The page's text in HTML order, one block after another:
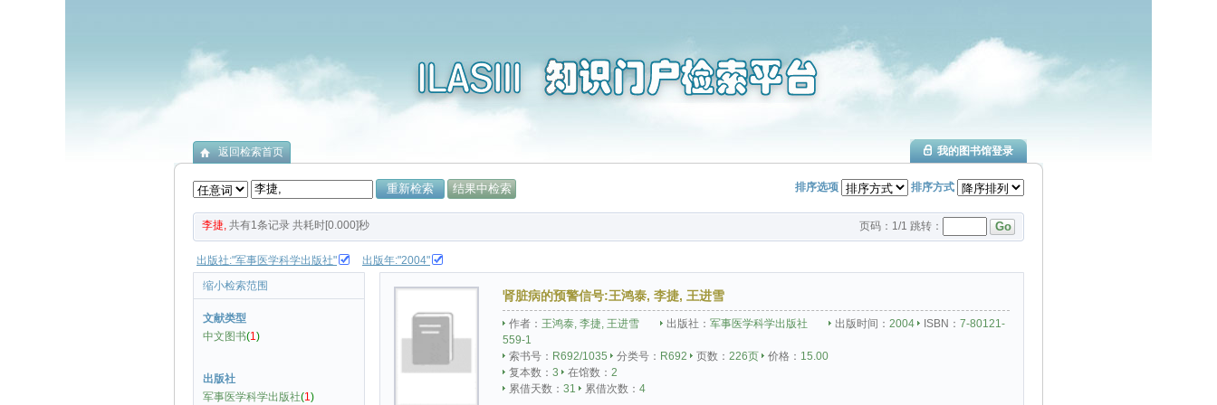
返回检索首页 我的图书馆登录
排序选项 排序方式
李捷, 共有1条记录 共耗时[0.000]秒 页码： 1 /1 跳转：
出版社:"军事医学科学出版社" 出版年:"2004"
肾脏病的预警信号:王鸿泰, 李捷, 王进雪
作者： 王鸿泰, 李捷, 王进雪 出版社： 军事医学科学出版社 出版时间： 2004 ISBN： 7-80121-
559-1
索书号： R692/1035 分类号： R692 页数： 226页 价格： 15.00
复本数： 3 在馆数： 2
累借天数： 31 累借次数： 4
缩小检索范围
文献类型
中文图书(1)
出版社
军事医学科学出版社(1)